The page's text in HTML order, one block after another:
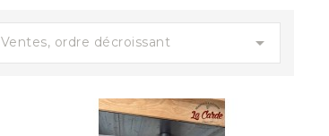
Ventes, ordre décroissant 